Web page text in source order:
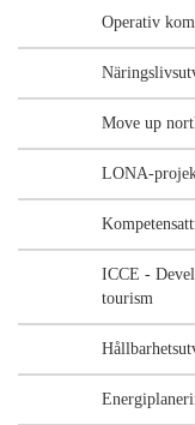
Operativ
Move up
LONA-
ICCE -
tourism